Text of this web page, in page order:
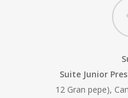
Suite Junior
12 Gran pepe),